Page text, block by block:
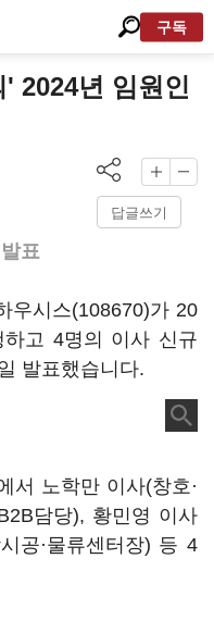
구독
2024년 임원인
답글쓰기
표
우시스(108670)가 20
고 4명의 이사 신규
발표했습니다.
서 노학만 이사(창호·
담당), 황민영 이사
공·물류센터장) 등 4